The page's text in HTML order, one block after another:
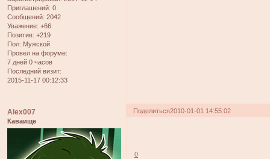
Приглашений: 0
Сообщений: 2042
Уважение: +66
Позитив: +219
Пол: Мужской
Провел на форуме:
7 дней 0 часов
Последний визит:
2015-11-17 00:12:33
Поделиться2010-01-01 14:55:02
Alex007
Каваище
0